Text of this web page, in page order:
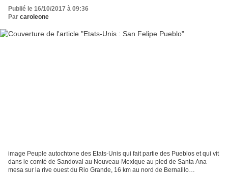
Publié le 16/10/2017 à 09:36
Par caroleone
image Peuple autochtone des Etats-Unis qui fait partie des Pueblos et qui vit
dans le comté de Sandoval au Nouveau-Mexique au pied de Santa Ana
mesa sur la rive ouest du Rio Grande, 16 km au nord de Bernalilo